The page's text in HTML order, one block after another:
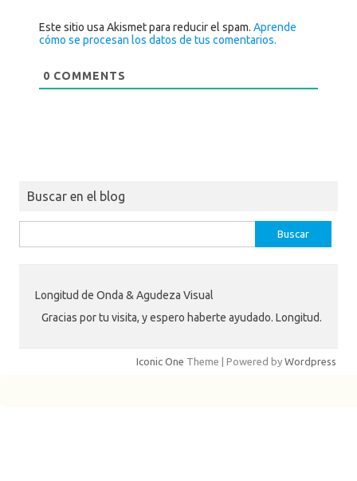
Este sitio usa Akismet para reducir el spam.Aprende
cómo se procesan los datos de tus comentarios.
0 COMMENTS
Buscar en el blog
Longitud de Onda & Agudeza Visual
Gracias por tu visita, y espero haberte ayudado. Longitud.
Iconic One Theme | Powered by Wordpress